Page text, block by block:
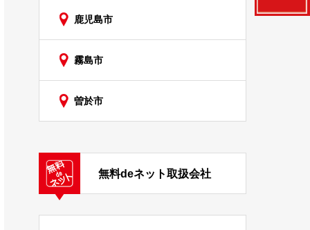
鹿児島市
霧島市
曽於市
無料deネット取扱会社